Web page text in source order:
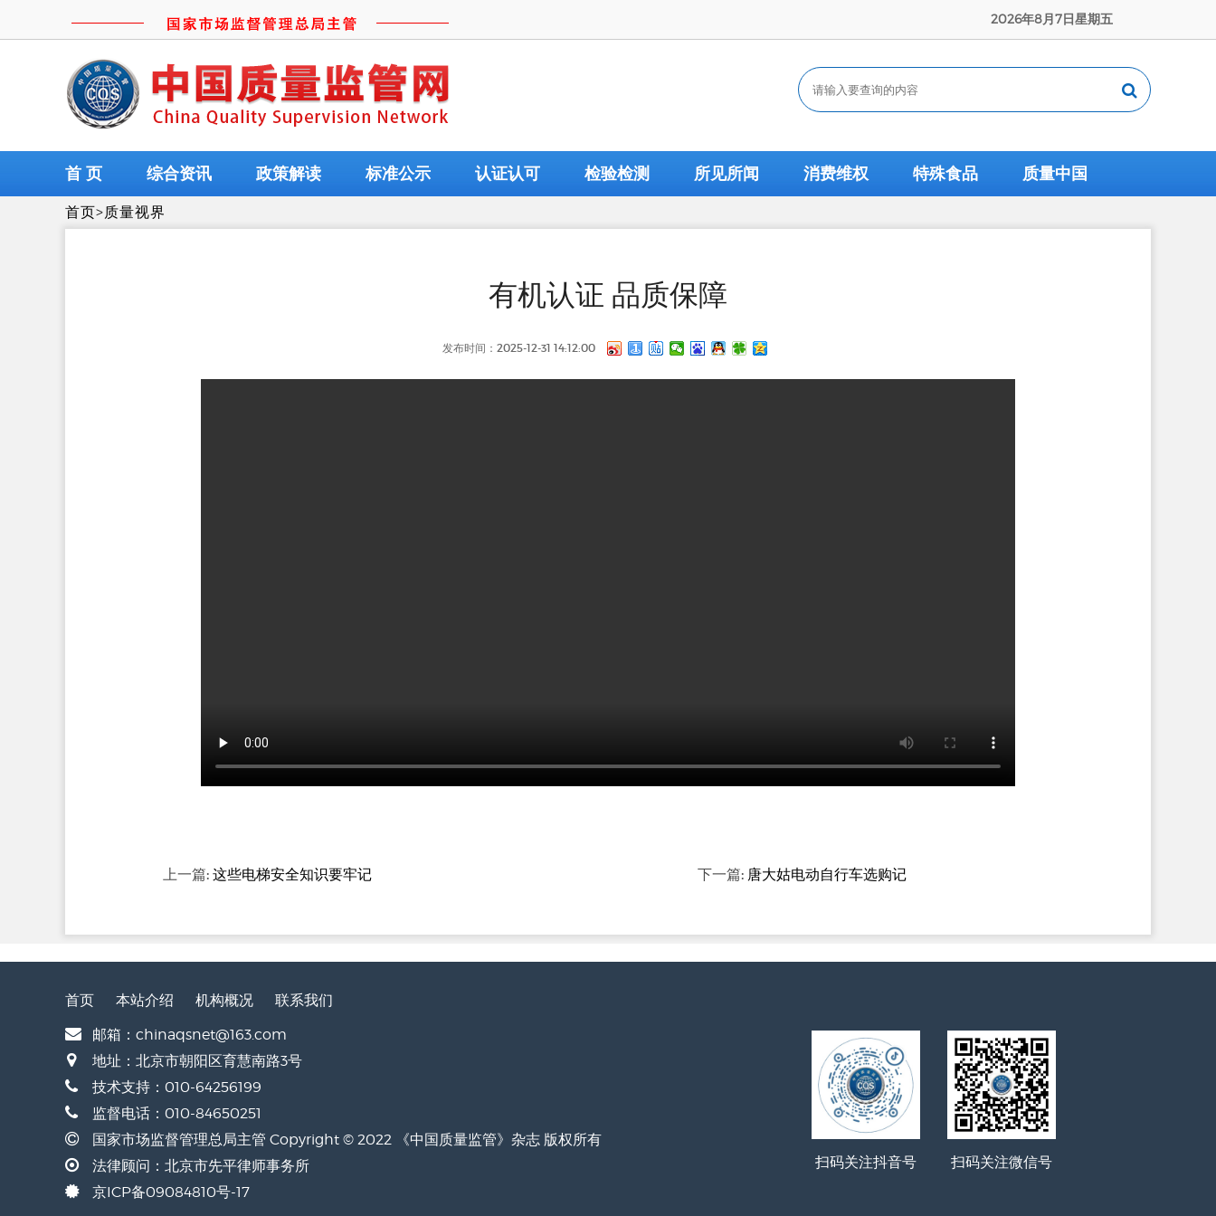
2026年8月7日星期五
首 页 综合资讯 政策解读 标准公示 认证认可 检验检测 所见所闻 消费维权 特殊食品 质量中国
首页>质量视界
有机认证 品质保障
发布时间：2025-12-31 14:12:00
上一篇: 这些电梯安全知识要牢记 下一篇: 唐大姑电动自行车选购记
首页 本站介绍 机构概况
联系我们
邮箱：chinaqsnet@163.com
地址：北京市朝阳区育慧南路3号
技术支持：010-64256199
监督电话：010-84650251
国家市场监督管理总局主管 Copyright © 2022 《中国质量监管》杂志 版权所有
法律顾问：北京市先平律师事务所
京ICP备09084810号-17
扫码关注抖音号 扫码关注微信号